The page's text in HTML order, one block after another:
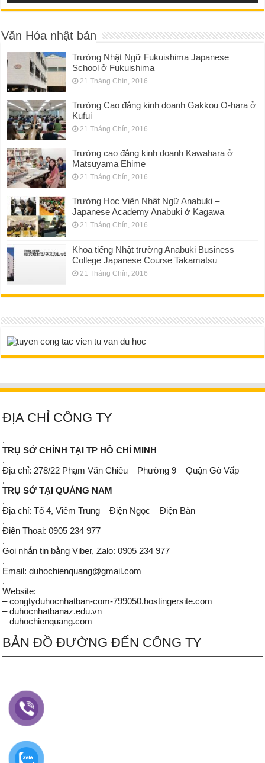
Văn Hóa nhật bản
Trường Nhật Ngữ Fukuishima Japanese
School ở Fukuishima
21 Tháng Chín, 2016
Trường Cao đẳng kinh doanh Gakkou O-hara ở
Kufui
21 Tháng Chín, 2016
Trường cao đẳng kinh doanh Kawahara ở
Matsuyama Ehime
21 Tháng Chín, 2016
Trường Học Viện Nhật Ngữ Anabuki –
Japanese Academy Anabuki ở Kagawa
21 Tháng Chín, 2016
Khoa tiếng Nhật trường Anabuki Business
College Japanese Course Takamatsu
21 Tháng Chín, 2016
ĐỊA CHỈ CÔNG TY
.
TRỤ SỞ CHÍNH TẠI TP HỒ CHÍ MINH
.
Địa chỉ: 278/22 Phạm Văn Chiêu – Phường 9 – Quận Gò Vấp
.
TRỤ SỞ TẠI QUẢNG NAM
.
Địa chỉ: Tổ 4, Viêm Trung – Điện Ngọc – Điện Bàn
.
Điện Thoại: 0905 234 977
.
Gọi nhắn tin bằng Viber, Zalo: 0905 234 977
.
Email: duhochienquang@gmail.com
.
Website:
– congtyduhocnhatban-com-799050.hostingersite.com
– duhocnhatbanaz.edu.vn
– duhochienquang.com
BẢN ĐỒ ĐƯỜNG ĐẾN CÔNG TY